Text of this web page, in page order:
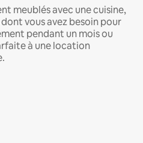
meublés avec une cuisine,
vous avez besoin pour
pendant un mois ou
à une location